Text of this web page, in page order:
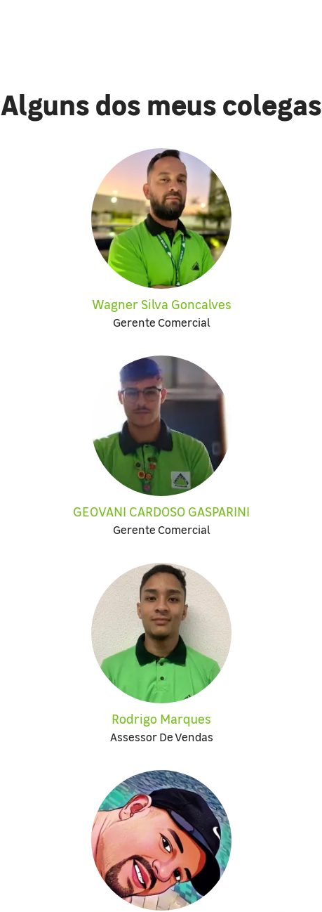
Alguns dos meus colegas
Wagner Silva Goncalves
Gerente Comercial
GEOVANI CARDOSO GASPARINI
Gerente Comercial
Rodrigo Marques
Assessor De Vendas